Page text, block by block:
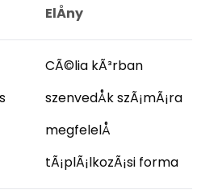
ElÅny
CÃ©lia kÃ³rban
szenvedÅk szÃ¡mÃ¡ra
megfelelÅ
tÃ¡plÃ¡lkozÃ¡si forma